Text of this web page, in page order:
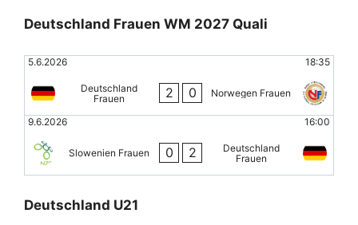
Deutschland Frauen WM 2027 Quali
5.6.2026 18:35
Deutschland
Frauen
2 0 Norwegen Frauen
9.6.2026 16:00
Slowenien Frauen 0 2
Deutschland
Frauen
Deutschland U21